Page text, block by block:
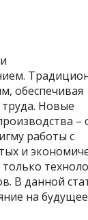
обеспечивая
Новые
–
работы с
и
В данной
на будущее